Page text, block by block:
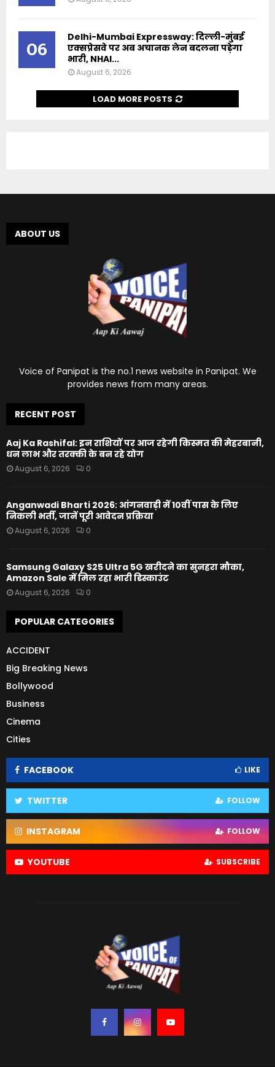
06
Delhi-Mumbai Expressway: दिल्ली-मुंबई
एक्सप्रेसवे पर अब अचानक लेन बदलना पड़ेगा
भारी, NHAI...
August 6, 2026
LOAD MORE POSTS
ABOUT US
Voice of Panipat is the no.1 news website in Panipat. We
provides news from many areas.
RECENT POST
Aaj Ka Rashifal: इन राशियों पर आज रहेगी किस्मत की मेहरबानी,
धन लाभ और तरक्की के बन रहे योग
August 6, 2026 0
Anganwadi Bharti 2026: आंगनवाड़ी में 10वीं पास के लिए
निकली भर्ती, जानें पूरी आवेदन प्रक्रिया
August 6, 2026 0
Samsung Galaxy S25 Ultra 5G खरीदने का सुनहरा मौका,
Amazon Sale में मिल रहा भारी डिस्काउंट
August 6, 2026 0
POPULAR CATEGORIES
ACCIDENT
Big Breaking News
Bollywood
Business
Cinema
Cities
FACEBOOK LIKE
TWITTER FOLLOW
INSTAGRAM FOLLOW
YOUTUBE SUBSCRIBE